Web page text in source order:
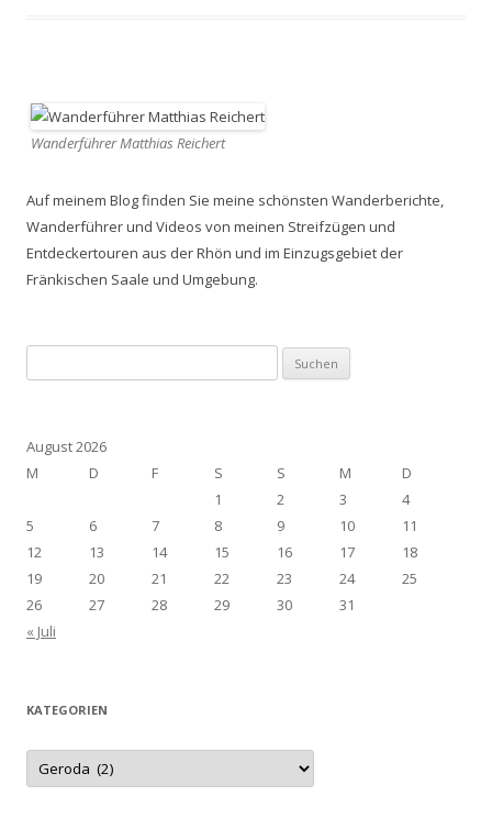
Wanderführer Matthias Reichert
Auf meinem Blog finden Sie meine schönsten Wanderberichte,
Wanderführer und Videos von meinen Streifzügen und
Entdeckertouren aus der Rhön und im Einzugsgebiet der
Fränkischen Saale und Umgebung.
nach:
August 2026
M
D F S S M
D
1
2 3
4
5
6 7 8 9 10
11
12
13 14 15 16 17
18
19
20 21 22 23 24
25
26
27 28 29 30
31
« Juli
KATEGORIEN
Kategorien